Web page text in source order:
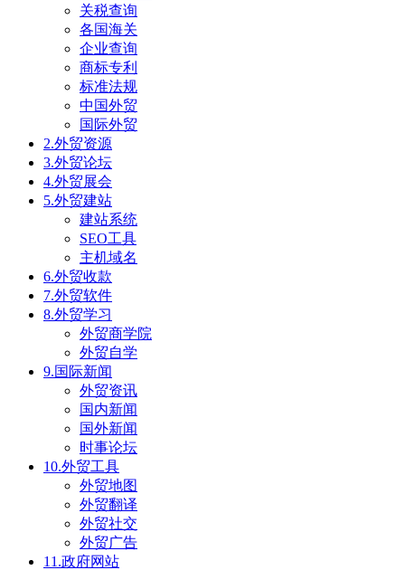
关税查询
各国海关
企业查询
商标专利
标准法规
中国外贸
国际外贸
2.外贸资源
3.外贸论坛
4.外贸展会
5.外贸建站
建站系统
SEO工具
主机域名
6.外贸收款
7.外贸软件
8.外贸学习
外贸商学院
外贸自学
9.国际新闻
外贸资讯
国内新闻
国外新闻
时事论坛
10.外贸工具
外贸地图
外贸翻译
外贸社交
外贸广告
11.政府网站